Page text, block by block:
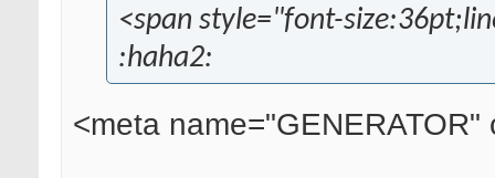
<span style="font-
:haha2:
<meta